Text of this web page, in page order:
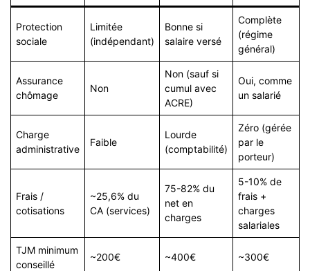
Protection
sociale
Limitée
(indépendant)
Bonne si
salaire versé
Complète
(régime
général)
Assurance
chômage
Non
Non (sauf si
cumul avec
ACRE)
Oui, comme
un salarié
Charge
administrative
Faible
Lourde
(comptabilité)
Zéro (gérée
par le
porteur)
Frais /
cotisations
~25,6% du
CA (services)
75-82% du
net en
charges
5-10% de
frais +
charges
salariales
TJM minimum
conseillé
~200€ ~400€ ~300€